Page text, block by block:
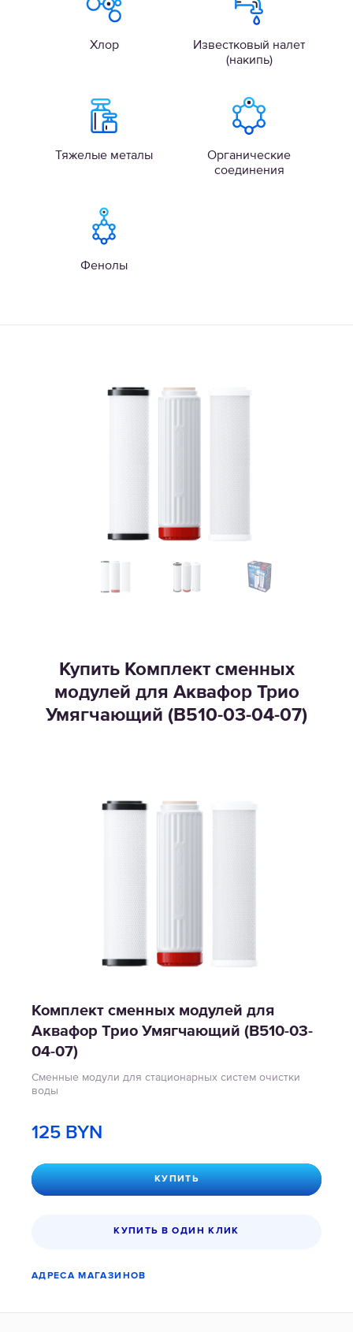
Хлор
Известковый налет
(накипь)
Тяжелые металы
Органические
соединения
Фенолы
Купить Комплект сменных
модулей для Аквафор Трио
Умягчающий (В510-03-04-07)
Комплект сменных модулей для
Аквафор Трио Умягчающий (В510-03-
04-07)
Сменные модули для стационарных систем очистки
воды
125 BYN
КУПИТЬ
КУПИТЬ В ОДИН КЛИК
АДРЕСА МАГАЗИНОВ